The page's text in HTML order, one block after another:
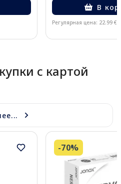
В
Регулярная цена: 22.99 €
с картой
-70%